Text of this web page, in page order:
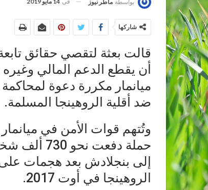
بواسطة ماطر نيوز
شاركها
قالت بعثة لتقصي حقائق تابعة
أن يقطع الدعم المالي
ميانمار مكررة دعوة
ضد أقلية الروهينجا المسلمة.
وتُتهم قوات الأمن في
حملة
إلى بنجلادش بعد هجمات
الروهينجا في أوت 2017.